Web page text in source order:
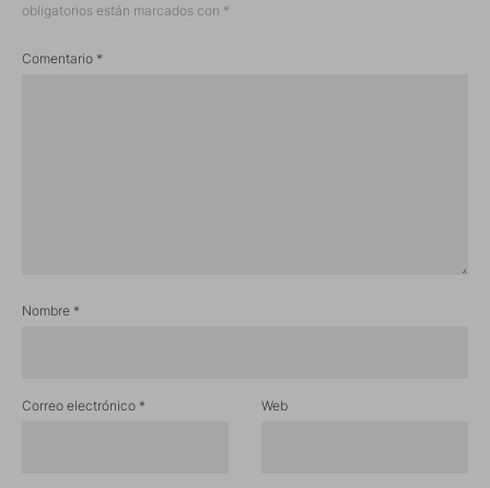
obligatorios están marcados con *
Comentario *
Nombre *
Correo electrónico * Web